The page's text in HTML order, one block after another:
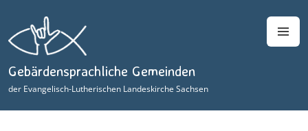
springen
Gebärdensprachliche Gemeinden
der Evangelisch-Lutherischen Landeskirche Sachsen